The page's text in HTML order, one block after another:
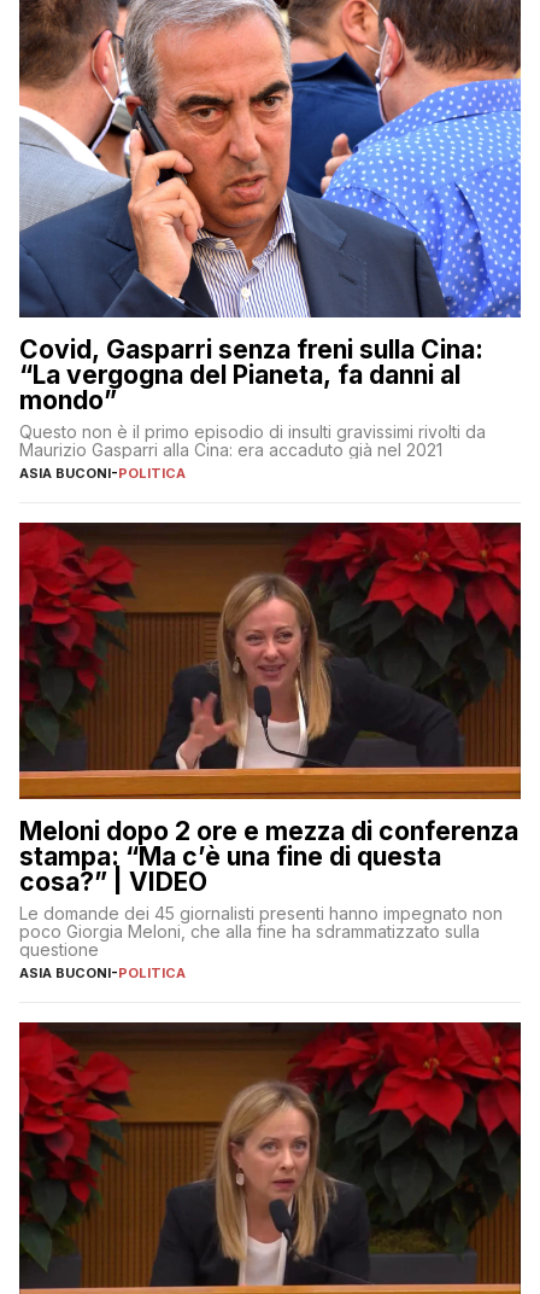
Covid, Gasparri senza freni sulla Cina:
“La vergogna del Pianeta, fa danni al
mondo”
Questo non è il primo episodio di insulti gravissimi rivolti da
Maurizio Gasparri alla Cina: era accaduto già nel 2021
ASIA BUCONI-POLITICA
Meloni dopo 2 ore e mezza di conferenza
stampa: “Ma c’è una fine di questa
cosa?” | VIDEO
Le domande dei 45 giornalisti presenti hanno impegnato non
poco Giorgia Meloni, che alla fine ha sdrammatizzato sulla
questione
ASIA BUCONI-POLITICA